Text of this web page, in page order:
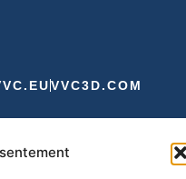
VVC3D.COM
Expédition et Livraison